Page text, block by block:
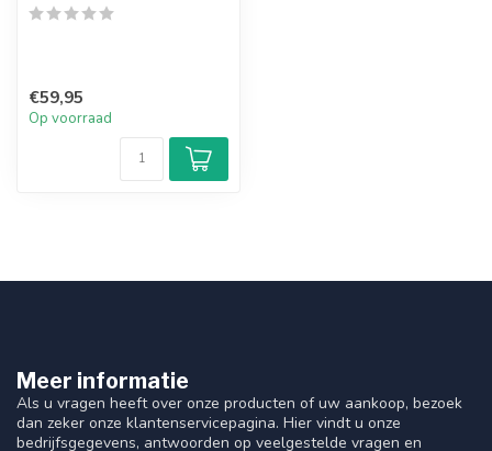
€59,95
Op voorraad
Meer informatie
Als u vragen heeft over onze producten of uw aankoop, bezoek
dan zeker onze klantenservicepagina. Hier vindt u onze
bedrijfsgegevens, antwoorden op veelgestelde vragen en